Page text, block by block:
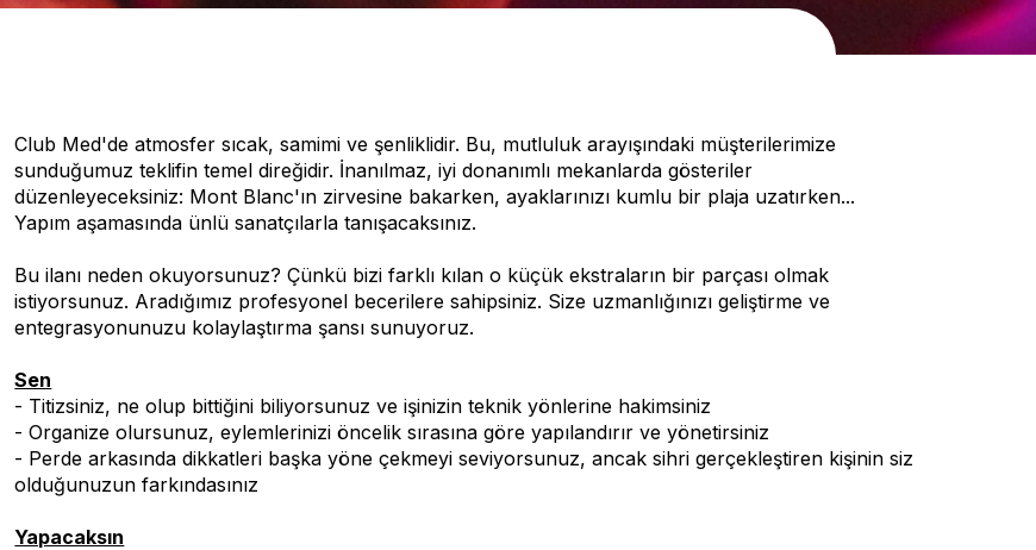
Club Med'de atmosfer sıcak, samimi ve şenliklidir. Bu, mutluluk arayışındaki müşterilerimize
sunduğumuz teklifin temel direğidir. İnanılmaz, iyi donanımlı mekanlarda gösteriler
düzenleyeceksiniz: Mont Blanc'ın zirvesine bakarken, ayaklarınızı kumlu bir plaja uzatırken...
Yapım aşamasında ünlü sanatçılarla tanışacaksınız.
Bu ilanı neden okuyorsunuz? Çünkü bizi farklı kılan o küçük ekstraların bir parçası olmak
istiyorsunuz. Aradığımız profesyonel becerilere sahipsiniz. Size uzmanlığınızı geliştirme ve
entegrasyonunuzu kolaylaştırma şansı sunuyoruz.
Sen
- Titizsiniz, ne olup bittiğini biliyorsunuz ve işinizin teknik yönlerine hakimsiniz
- Organize olursunuz, eylemlerinizi öncelik sırasına göre yapılandırır ve yönetirsiniz
- Perde arkasında dikkatleri başka yöne çekmeyi seviyorsunuz, ancak sihri gerçekleştiren kişinin siz
olduğunuzun farkındasınız
Yapacaksın